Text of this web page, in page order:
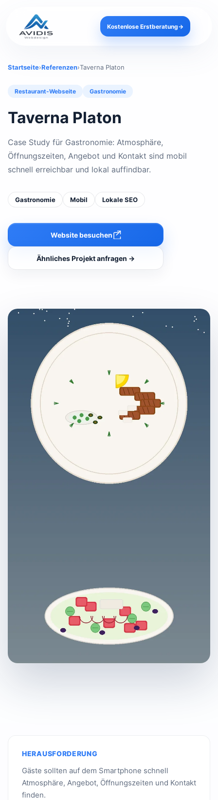
Kostenlose Erstberatung→
Startseite›Referenzen›Taverna Platon
Restaurant-Webseite Gastronomie
Taverna Platon
Case Study für Gastronomie: Atmosphäre,
Öffnungszeiten, Angebot und Kontakt sind mobil
schnell erreichbar und lokal auffindbar.
Gastronomie Mobil Lokale SEO
Website besuchen
Ähnliches Projekt anfragen →
HERAUSFORDERUNG
Gäste sollten auf dem Smartphone schnell
Atmosphäre, Angebot, Öffnungszeiten und Kontakt
finden.